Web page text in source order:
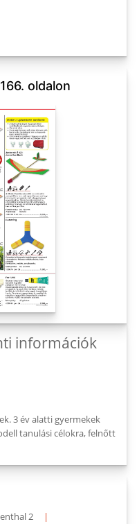
oldalon
információk
3 év alatti gyermekek
tanulási célokra, felnőtt
2 |